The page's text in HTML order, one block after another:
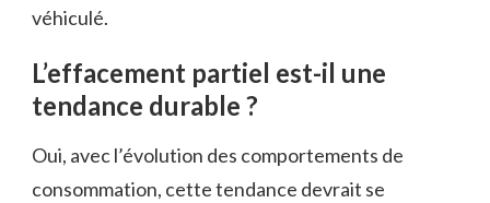
véhiculé.
L’effacement partiel est-il une
tendance durable ?
Oui, avec l’évolution des comportements de
consommation, cette tendance devrait se